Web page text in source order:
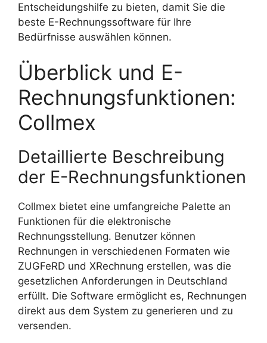
Entscheidungshilfe zu bieten, damit Sie die
beste E-Rechnungssoftware für Ihre
Bedürfnisse auswählen können.
Überblick und E-
Rechnungsfunktionen:
Collmex
Detaillierte Beschreibung
der E-Rechnungsfunktionen
Collmex bietet eine umfangreiche Palette an
Funktionen für die elektronische
Rechnungsstellung. Benutzer können
Rechnungen in verschiedenen Formaten wie
ZUGFeRD und XRechnung erstellen, was die
gesetzlichen Anforderungen in Deutschland
erfüllt. Die Software ermöglicht es, Rechnungen
direkt aus dem System zu generieren und zu
versenden.